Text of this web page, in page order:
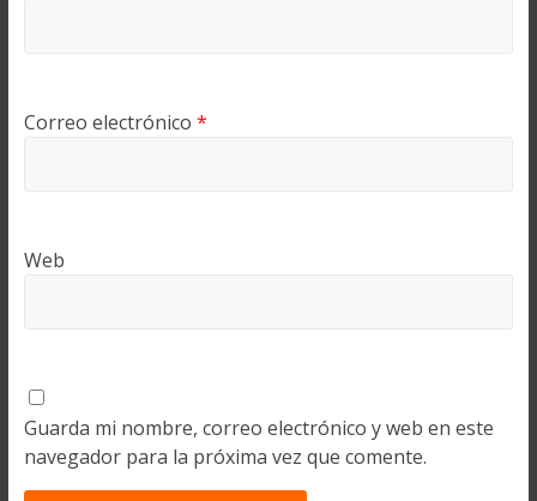
Correo electrónico *
Web
Guarda mi nombre, correo electrónico y web en este
navegador para la próxima vez que comente.